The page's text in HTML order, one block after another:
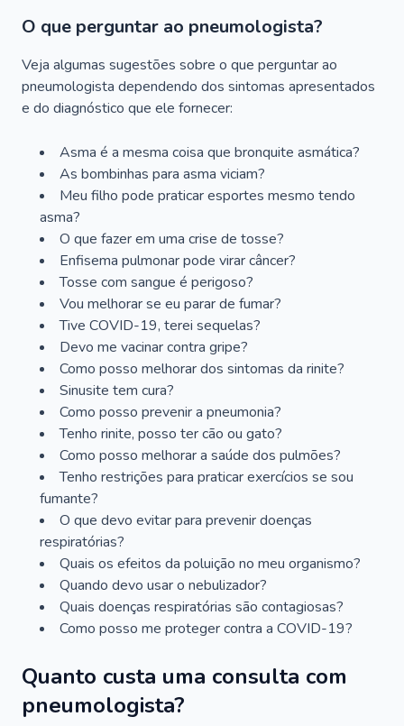
O que perguntar ao pneumologista?
Veja algumas sugestões sobre o que perguntar ao
pneumologista dependendo dos sintomas apresentados
e do diagnóstico que ele fornecer:
Asma é a mesma coisa que bronquite asmática?
As bombinhas para asma viciam?
Meu filho pode praticar esportes mesmo tendo
asma?
O que fazer em uma crise de tosse?
Enfisema pulmonar pode virar câncer?
Tosse com sangue é perigoso?
Vou melhorar se eu parar de fumar?
Tive COVID-19, terei sequelas?
Devo me vacinar contra gripe?
Como posso melhorar dos sintomas da rinite?
Sinusite tem cura?
Como posso prevenir a pneumonia?
Tenho rinite, posso ter cão ou gato?
Como posso melhorar a saúde dos pulmões?
Tenho restrições para praticar exercícios se sou
fumante?
O que devo evitar para prevenir doenças
respiratórias?
Quais os efeitos da poluição no meu organismo?
Quando devo usar o nebulizador?
Quais doenças respiratórias são contagiosas?
Como posso me proteger contra a COVID-19?
Quanto custa uma consulta com
pneumologista?